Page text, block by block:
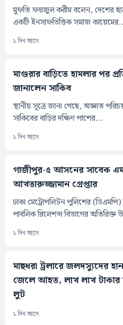
মুফতি ফয়জুল করীম বলেন, দেশের
একটি ইনসাফভিত্তিক সমাজ
১ দিন আগে
মাগুরার বাড়িতে হামলার পর
জানালেন সাকিব
স্থানীয় সূত্রে জানা গেছে, অজ্ঞাত পরিচয়
সাকিবের বাড়ির দক্ষিণ পাশের...
১ দিন আগে
গাজীপুর-৫ আসনের সাবেক
আখতারুজ্জামান গ্রেপ্তার
ঢাকা মেট্রোপলিটন পুলিশের (ডিএমপি)
পাবলিক রিলেশন্স বিভাগের অতিরিক্ত
১ দিন আগে
মাছধরা ট্রলারে জলদস্যুদের
জেলে আহত, লাখ লাখ টাকার
লুট
১ দিন আগে